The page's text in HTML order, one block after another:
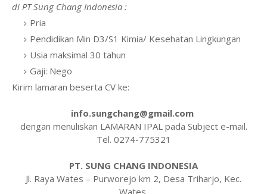
di PT Sung Chang Indonesia :
Pria
Pendidikan Min D3/S1 Kimia/ Kesehatan Lingkungan
Usia maksimal 30 tahun
Gaji: Nego
Kirim lamaran beserta CV ke:
info.sungchang@gmail.com
dengan menuliskan LAMARAN IPAL pada Subject e-mail.
Tel. 0274-775321
PT. SUNG CHANG INDONESIA
Jl. Raya Wates – Purworejo km 2, Desa Triharjo, Kec.
Wates,